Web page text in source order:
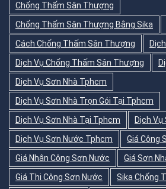
Chống Thấm Sân Thượng
Chống Thấm Sân Thượng Bằng Sika
Cách Chống Thấm Sân Thượng
Dịch Vụ Chống Thấm Sân Thượng
Dịch Vụ Sơn Nhà Tphcm
Dịch Vụ Sơn Nhà Trọn Gói Tại Tphcm
Dịch Vụ Sơn Nhà Tại Tphcm
Dịch
Dịch Vụ Sơn Nước Tphcm
Giá Công
Giá Nhân Công Sơn Nước
Giá Sơn
Giá Thi Công Sơn Nước
Sika Chống